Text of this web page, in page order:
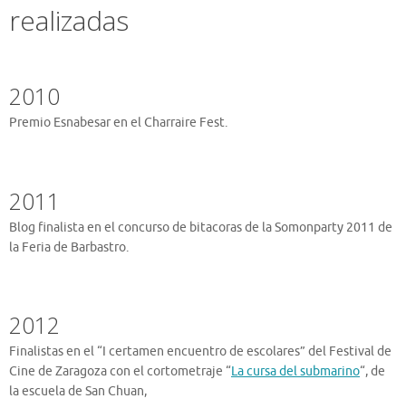
realizadas
2010
Premio Esnabesar en el Charraire Fest.
2011
Blog finalista en el concurso de bitacoras de la Somonparty 2011 de
la Feria de Barbastro.
2012
Finalistas en el “I certamen encuentro de escolares” del Festival de
Cine de Zaragoza con el cortometraje “La cursa del submarino“, de
la escuela de San Chuan,